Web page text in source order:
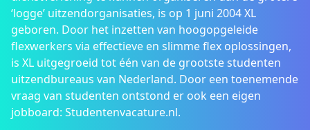
‘logge’ uitzendorganisaties, is op 1 juni 2004 XL
geboren. Door het inzetten van hoogopgeleide
flexwerkers via effectieve en slimme flex oplossingen,
is XL uitgegroeid tot één van de grootste studenten
uitzendbureaus van Nederland. Door een toenemende
vraag van studenten ontstond er ook een eigen
jobboard: Studentenvacature.nl.